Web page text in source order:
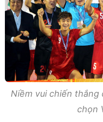
Niềm vui chiến thắng
chọn